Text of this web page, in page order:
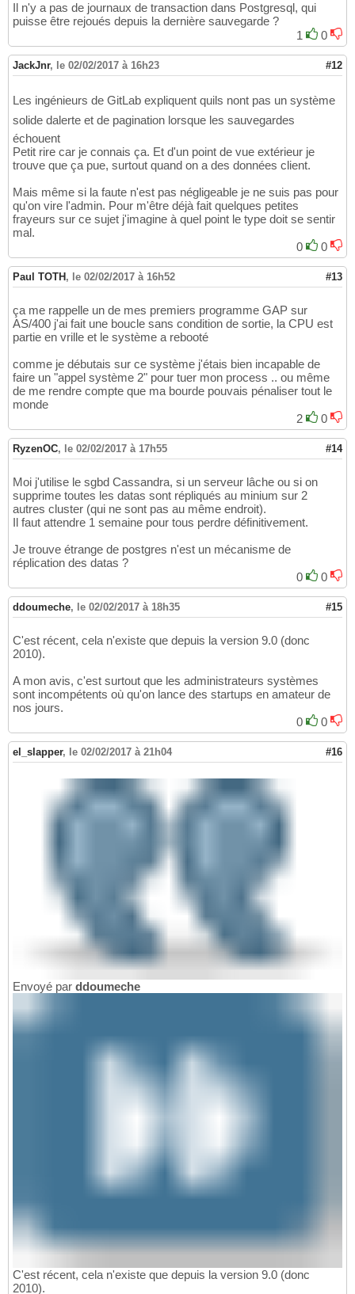
Il n'y a pas de journaux de transaction dans Postgresql, qui
puisse être rejoués depuis la dernière sauvegarde ?
1
0
JackJnr, le 02/02/2017 à 16h23 #12
Les ingénieurs de GitLab expliquent quils nont pas un système
solide dalerte et de pagination lorsque les sauvegardes
échouent
Petit rire car je connais ça. Et d'un point de vue extérieur je
trouve que ça pue, surtout quand on a des données client.
Mais même si la faute n'est pas négligeable je ne suis pas pour
qu'on vire l'admin. Pour m'être déjà fait quelques petites
frayeurs sur ce sujet j'imagine à quel point le type doit se sentir
mal.
0
0
Paul TOTH , le 02/02/2017 à 16h52 #13
ça me rappelle un de mes premiers programme GAP sur
AS/400 j'ai fait une boucle sans condition de sortie, la CPU est
partie en vrille et le système a rebooté
comme je débutais sur ce système j'étais bien incapable de
faire un "appel système 2" pour tuer mon process .. ou même
de me rendre compte que ma bourde pouvais pénaliser tout le
monde
2
0
RyzenOC, le 02/02/2017 à 17h55 #14
Moi j'utilise le sgbd Cassandra, si un serveur lâche ou si on
supprime toutes les datas sont répliqués au minium sur 2
autres cluster (qui ne sont pas au même endroit).
Il faut attendre 1 semaine pour tous perdre définitivement.
Je trouve étrange de postgres n'est un mécanisme de
réplication des datas ?
0
0
ddoumeche, le 02/02/2017 à 18h35 #15
C'est récent, cela n'existe que depuis la version 9.0 (donc
2010).
A mon avis, c'est surtout que les administrateurs systèmes
sont incompétents où qu'on lance des startups en amateur de
nos jours.
0
0
el_slapper, le 02/02/2017 à 21h04 #16
Envoyé par ddoumeche
C'est récent, cela n'existe que depuis la version 9.0 (donc
2010).